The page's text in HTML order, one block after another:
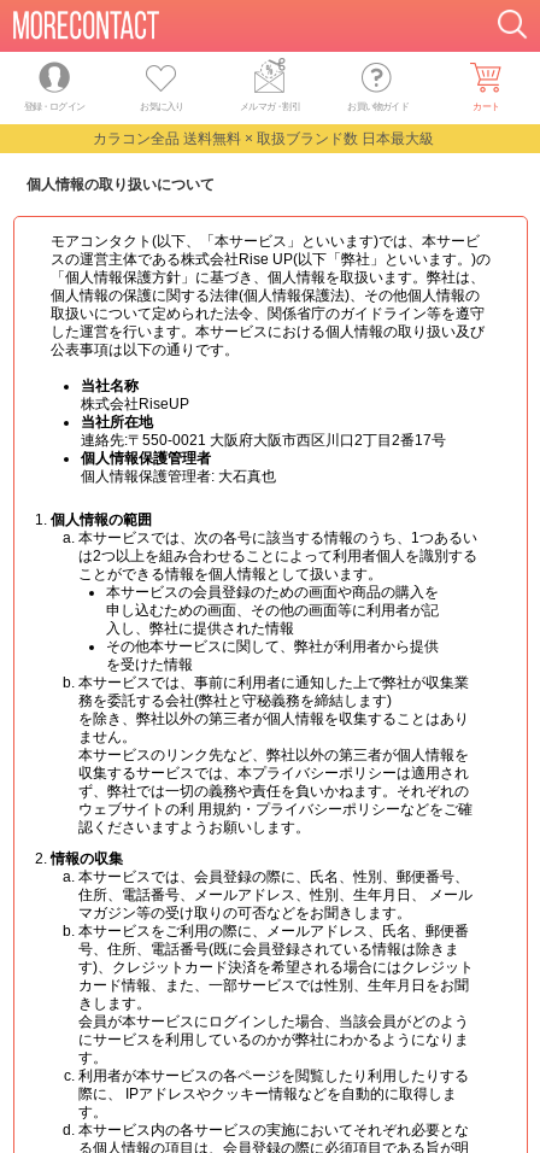
登録・ログイン お気に入り メルマガ・割引 お買い物ガイド カート
カラコン全品 送料無料 × 取扱ブランド数 日本最大級
個人情報の取り扱いについて
モアコンタクト(以下、「本サービス」といいます)では、本サービ
スの運営主体である株式会社Rise UP(以下「弊社」といいます。)の
「個人情報保護方針」に基づき、個人情報を取扱います。弊社は、
個人情報の保護に関する法律(個人情報保護法)、その他個人情報の
取扱いについて定められた法令、関係省庁のガイドライン等を遵守
した運営を行います。本サービスにおける個人情報の取り扱い及び
公表事項は以下の通りです。
当社名称
株式会社RiseUP
当社所在地
連絡先:〒550-0021 大阪府大阪市西区川口2丁目2番17号
個人情報保護管理者
個人情報保護管理者: 大石真也
個人情報の範囲
本サービスでは、次の各号に該当する情報のうち、1つあるい
は2つ以上を組み合わせることによって利用者個人を識別する
ことができる情報を個人情報として扱います。
本サービスの会員登録のための画面や商品の購入を
申し込むための画面、その他の画面等に利用者が記
入し、弊社に提供された情報
その他本サービスに関して、弊社が利用者から提供
を受けた情報
本サービスでは、事前に利用者に通知した上で弊社が収集業
務を委託する会社(弊社と守秘義務を締結します)
を除き、弊社以外の第三者が個人情報を収集することはあり
ません。
本サービスのリンク先など、弊社以外の第三者が個人情報を
収集するサービスでは、本プライバシーポリシーは適用され
ず、弊社では一切の義務や責任を負いかねます。それぞれの
ウェブサイトの利 用規約・プライバシーポリシーなどをご確
認くださいますようお願いします。
情報の収集
本サービスでは、会員登録の際に、氏名、性別、郵便番号、
住所、電話番号、メールアドレス、性別、生年月日、 メール
マガジン等の受け取りの可否などをお聞きします。
本サービスをご利用の際に、メールアドレス、氏名、郵便番
号、住所、電話番号(既に会員登録されている情報は除きま
す)、クレジットカード決済を希望される場合にはクレジット
カード情報、また、一部サービスでは性別、生年月日をお聞
きします。
会員が本サービスにログインした場合、当該会員がどのよう
にサービスを利用しているのかが弊社にわかるようになりま
す。
利用者が本サービスの各ページを閲覧したり利用したりする
際に、 IPアドレスやクッキー情報などを自動的に取得しま
す。
本サービス内の各サービスの実施においてそれぞれ必要とな
る個人情報の項目は、会員登録の際に必須項目である旨が明